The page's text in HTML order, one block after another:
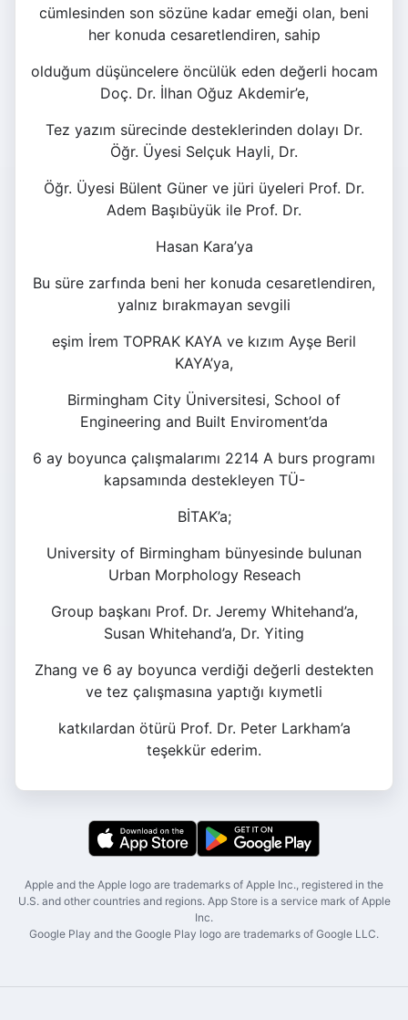
cümlesinden son sözüne kadar emeği olan, beni
her konuda cesaretlendiren, sahip
olduğum düşüncelere öncülük eden değerli hocam
Doç. Dr. İlhan Oğuz Akdemir’e,
Tez yazım sürecinde desteklerinden dolayı Dr.
Öğr. Üyesi Selçuk Hayli, Dr.
Öğr. Üyesi Bülent Güner ve jüri üyeleri Prof. Dr.
Adem Başıbüyük ile Prof. Dr.
Hasan Kara’ya
Bu süre zarfında beni her konuda cesaretlendiren,
yalnız bırakmayan sevgili
eşim İrem TOPRAK KAYA ve kızım Ayşe Beril
KAYA’ya,
Birmingham City Üniversitesi, School of
Engineering and Built Enviroment’da
6 ay boyunca çalışmalarımı 2214 A burs programı
kapsamında destekleyen TÜ-
BİTAK’a;
University of Birmingham bünyesinde bulunan
Urban Morphology Reseach
Group başkanı Prof. Dr. Jeremy Whitehand’a,
Susan Whitehand’a, Dr. Yiting
Zhang ve 6 ay boyunca verdiği değerli destekten
ve tez çalışmasına yaptığı kıymetli
katkılardan ötürü Prof. Dr. Peter Larkham’a
teşekkür ederim.
Apple and the Apple logo are trademarks of Apple Inc., registered in the
U.S. and other countries and regions. App Store is a service mark of Apple
Inc.
Google Play and the Google Play logo are trademarks of Google LLC.